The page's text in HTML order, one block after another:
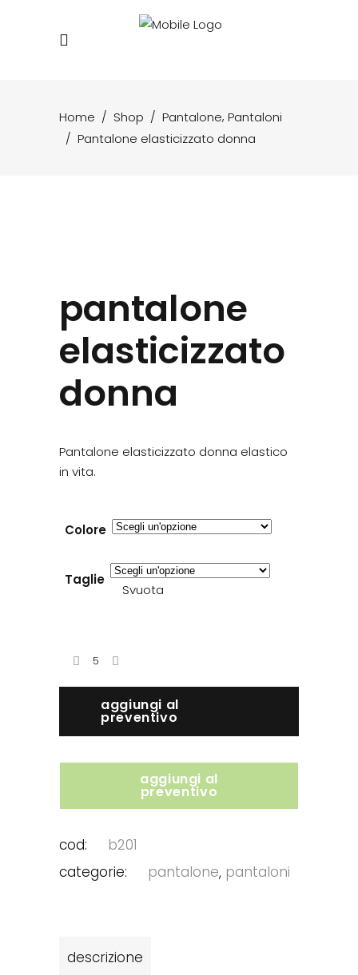
Home / Shop / Pantalone, Pantaloni
/ Pantalone elasticizzato donna
pantalone
elasticizzato
donna
Pantalone elasticizzato donna elastico
in vita.
Colore
Taglie
Svuota
aggiungi al
preventivo
aggiungi al
preventivo
cod:
b201
categorie:
pantalone, pantaloni
descrizione